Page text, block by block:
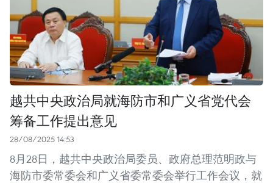
越共中央政治局就海防市和广义省党代会
筹备工作提出意见
28/08/2025 14:53
8月28日，越共中央政治局委员、政府总理范明政与
海防市委常委会和广义省委常委会举行工作会议，就